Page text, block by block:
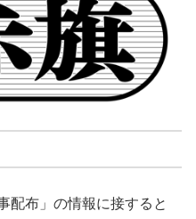
配布」の情報に接すると